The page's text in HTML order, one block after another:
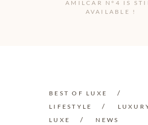
AMILCAR N°4 IS
AVAILABLE !
BEST OF LUXE
LIFESTYLE
LUXE
NEWS